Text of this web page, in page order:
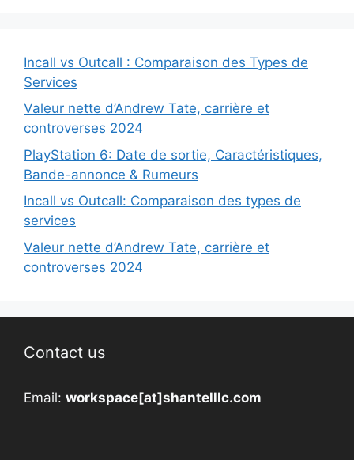
Incall vs Outcall : Comparaison des Types de
Services
Valeur nette d’Andrew Tate, carrière et
controverses 2024
PlayStation 6: Date de sortie, Caractéristiques,
Bande-annonce & Rumeurs
Incall vs Outcall: Comparaison des types de
services
Valeur nette d’Andrew Tate, carrière et
controverses 2024
Contact us
Email: workspace[at]shantelllc.com